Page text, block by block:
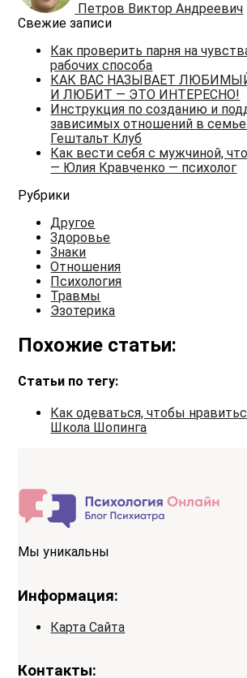
Петров Виктор Андреевич
Свежие записи
Как проверить парня на
рабочих способа
КАК ВАС НАЗЫВАЕТ
И ЛЮБИТ — ЭТО ИНТЕРЕСНО!
Инструкция по созданию и
зависимых отношений в
Гештальт Клуб
Как вести себя с мужчиной,
— Юлия Кравченко — психолог
Рубрики
Другое
Здоровье
Знаки
Отношения
Психология
Травмы
Эзотерика
Похожие статьи:
Статьи по тегу:
Как одеваться, чтобы
Школа Шопинга
Мы уникальны
Информация:
Карта Сайта
Контакты: